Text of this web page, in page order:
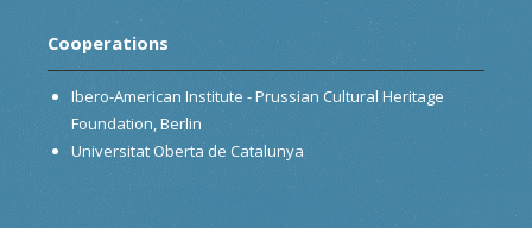
Cooperations
Ibero-American Institute - Prussian Cultural Heritage
Foundation, Berlin
Universitat Oberta de Catalunya